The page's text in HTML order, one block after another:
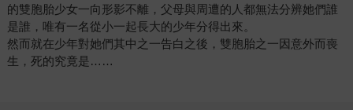
的雙胞胎少女一向形影不離，父母與周遭的人都無法分辨她們誰
是誰，唯有一名從小一起長大的少年分得出來。
然而就在少年對她們其中之一告白之後，雙胞胎之一因意外而喪
生，死的究竟是……